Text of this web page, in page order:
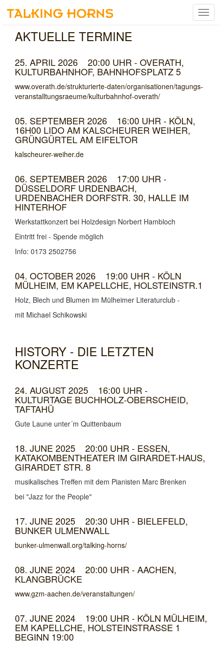
Menu
AKTUELLE TERMINE
25. APRIL 2026 20:00 UHR - OVERATH,
KULTURBAHNHOF, BAHNHOFSPLATZ 5
www.overath.de/strukturierte-daten/organisationen/tagungs-
veranstalltungsraeume/kulturbahnhof-overath/
05. SEPTEMBER 2026 16:00 UHR - KÖLN,
16H00 LIDO AM KALSCHEURER WEIHER,
GRÜNGÜRTEL AM EIFELTOR
kalscheurer-weiher.de
06. SEPTEMBER 2026 17:00 UHR -
DÜSSELDORF URDENBACH,
URDENBACHER DORFSTR. 30, HALLE IM
HINTERHOF
Werkstattkonzert bei Holzdesign Norbert Hambloch
Eintritt frei - Spende möglich
Info: 0173 2502756
04. OCTOBER 2026 19:00 UHR - KÖLN
MÜLHEIM, EM KAPELLCHE, HOLSTEINSTR.1
Holz, Blech und Blumen im Mülheimer Literaturclub -
mit Michael Schikowski
HISTORY - DIE LETZTEN
KONZERTE
24. AUGUST 2025 16:00 UHR -
KULTURTAGE BUCHHOLZ-OBERSCHEID,
TAFTAHÜ
Gute Laune unter´m Quittenbaum
18. JUNE 2025 20:00 UHR - ESSEN,
KATAKOMBENTHEATER IM GIRARDET-HAUS,
GIRARDET STR. 8
musikalisches Treffen mit dem Pianisten Marc Brenken
bei "Jazz for the People"
17. JUNE 2025 20:30 UHR - BIELEFELD,
BUNKER ULMENWALL
bunker-ulmenwall.org/talking-horns/
08. JUNE 2024 20:00 UHR - AACHEN,
KLANGBRÜCKE
www.gzm-aachen.de/veranstaltungen/
07. JUNE 2024 19:00 UHR - KÖLN MÜLHEIM,
EM KAPELLCHE, HOLSTEINSTRASSE 1 B
EGINN 19:00